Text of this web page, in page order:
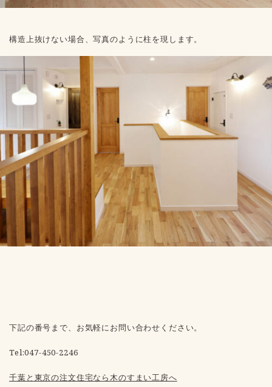
構造上抜けない場合、写真のように柱を現します。
下記の番号まで、お気軽にお問い合わせください。
Tel:047-450-2246
千葉と東京の注文住宅なら木のすまい工房へ